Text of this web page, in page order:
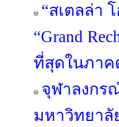
“สเตลล่า
“Grand
ที่สุดในภาค
จุฬาลงกร
มหาวิทยาลั